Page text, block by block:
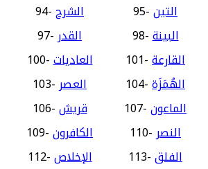
94-الشرح 95-التين
97-القدر 98-البينة
100-العاديات 101-القارعة
103-العصر 104-الهُمَزَة
106-قريش 107-الماعون
109-الكافرون 110-النصر
112-الإخلاص 113-الفلق